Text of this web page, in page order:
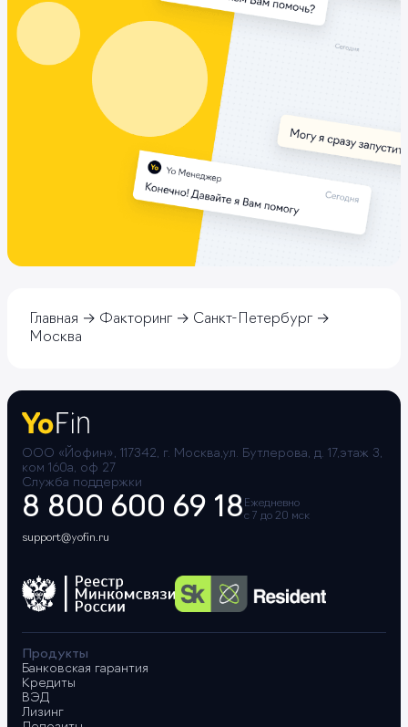
Главная Факторинг
Санкт-Петербург
Москва
ООО «Йофин», 117342, г. Москва,ул. Бутлерова, д. 17,этаж 3,
ком 160а, оф 27
Служба поддержки
8 800 600 69 18 Ежедневно
с 7 до 20 мск
support@yofin.ru
Продукты
Банковская гарантия
Кредиты
ВЭД
Лизинг